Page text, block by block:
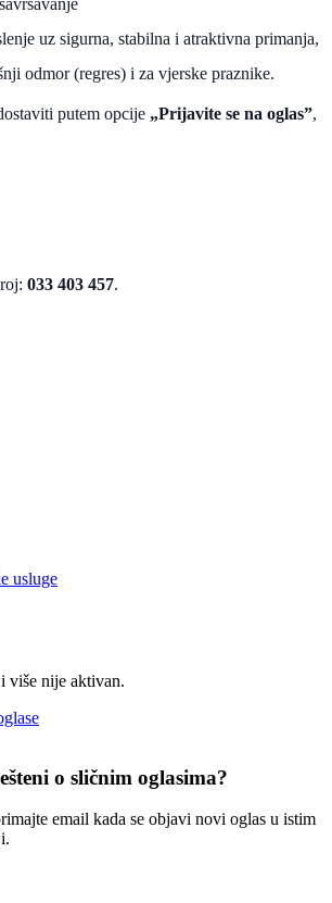
uz sigurna, stabilna i atraktivna primanja,
odmor (regres) i za vjerske praznike.
putem opcije „Prijavite se na oglas”,
033 403 457.
usluge
više nije aktivan.
o sličnim oglasima?
email kada se objavi novi oglas u istim